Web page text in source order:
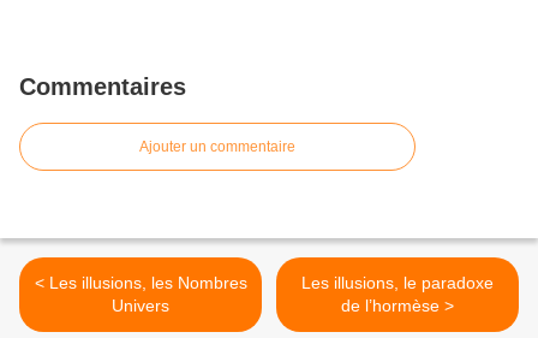
Commentaires
Ajouter un commentaire
< Les illusions, les Nombres
Univers
Les illusions, le paradoxe
de l’hormèse >